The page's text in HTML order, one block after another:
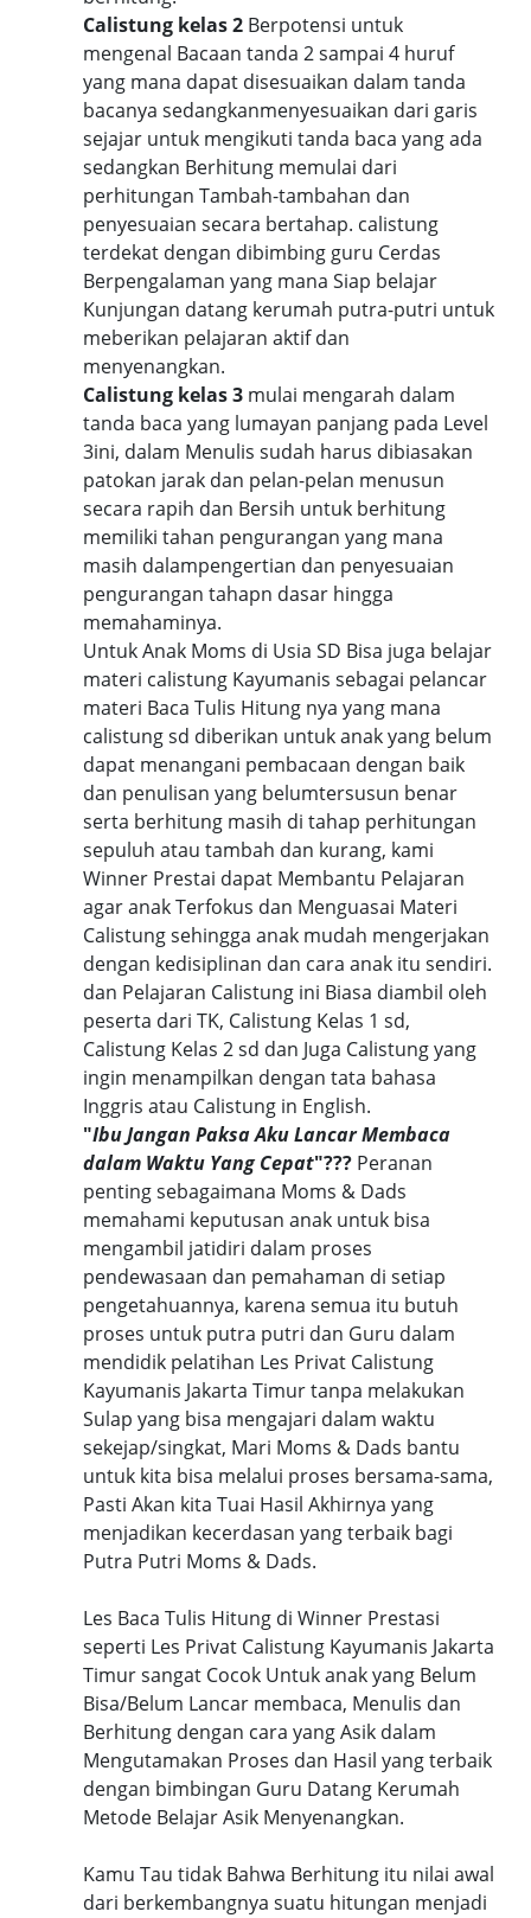
Calistung kelas 2 Berpotensi untuk
mengenal Bacaan tanda 2 sampai 4 huruf
yang mana dapat disesuaikan dalam tanda
bacanya sedangkanmenyesuaikan dari garis
sejajar untuk mengikuti tanda baca yang ada
sedangkan Berhitung memulai dari
perhitungan Tambah-tambahan dan
penyesuaian secara bertahap. calistung
terdekat dengan dibimbing guru Cerdas
Berpengalaman yang mana Siap belajar
Kunjungan datang kerumah putra-putri untuk
meberikan pelajaran aktif dan
menyenangkan.
Calistung kelas 3 mulai mengarah dalam
tanda baca yang lumayan panjang pada Level
3ini, dalam Menulis sudah harus dibiasakan
patokan jarak dan pelan-pelan menusun
secara rapih dan Bersih untuk berhitung
memiliki tahan pengurangan yang mana
masih dalampengertian dan penyesuaian
pengurangan tahapn dasar hingga
memahaminya.
Untuk Anak Moms di Usia SD Bisa juga belajar
materi calistung Kayumanis sebagai pelancar
materi Baca Tulis Hitung nya yang mana
calistung sd diberikan untuk anak yang belum
dapat menangani pembacaan dengan baik
dan penulisan yang belumtersusun benar
serta berhitung masih di tahap perhitungan
sepuluh atau tambah dan kurang, kami
Winner Prestai dapat Membantu Pelajaran
agar anak Terfokus dan Menguasai Materi
Calistung sehingga anak mudah mengerjakan
dengan kedisiplinan dan cara anak itu sendiri.
dan Pelajaran Calistung ini Biasa diambil oleh
peserta dari TK, Calistung Kelas 1 sd,
Calistung Kelas 2 sd dan Juga Calistung yang
ingin menampilkan dengan tata bahasa
Inggris atau Calistung in English.
"Ibu Jangan Paksa Aku Lancar Membaca
dalam Waktu Yang Cepat"??? Peranan
penting sebagaimana Moms & Dads
memahami keputusan anak untuk bisa
mengambil jatidiri dalam proses
pendewasaan dan pemahaman di setiap
pengetahuannya, karena semua itu butuh
proses untuk putra putri dan Guru dalam
mendidik pelatihan Les Privat Calistung
Kayumanis Jakarta Timur tanpa melakukan
Sulap yang bisa mengajari dalam waktu
sekejap/singkat, Mari Moms & Dads bantu
untuk kita bisa melalui proses bersama-sama,
Pasti Akan kita Tuai Hasil Akhirnya yang
menjadikan kecerdasan yang terbaik bagi
Putra Putri Moms & Dads.
Les Baca Tulis Hitung di Winner Prestasi
seperti Les Privat Calistung Kayumanis Jakarta
Timur sangat Cocok Untuk anak yang Belum
Bisa/Belum Lancar membaca, Menulis dan
Berhitung dengan cara yang Asik dalam
Mengutamakan Proses dan Hasil yang terbaik
dengan bimbingan Guru Datang Kerumah
Metode Belajar Asik Menyenangkan.
Kamu Tau tidak Bahwa Berhitung itu nilai awal
dari berkembangnya suatu hitungan menjadi